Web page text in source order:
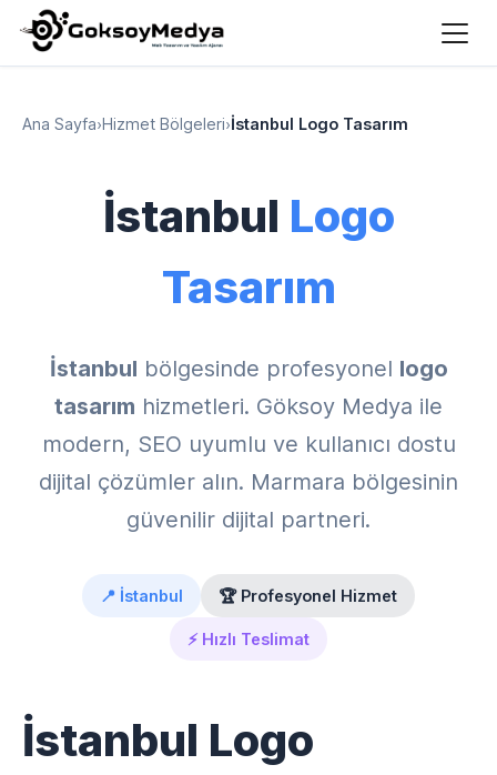
Ana Sayfa›Hizmet Bölgeleri›İstanbul Logo Tasarım
İstanbul Logo
Tasarım
İstanbul bölgesinde profesyonel logo
tasarım hizmetleri. Göksoy Medya ile
modern, SEO uyumlu ve kullanıcı dostu
dijital çözümler alın. Marmara bölgesinin
güvenilir dijital partneri.
📍 İstanbul 🏆 Profesyonel Hizmet
⚡ Hızlı Teslimat
İstanbul Logo